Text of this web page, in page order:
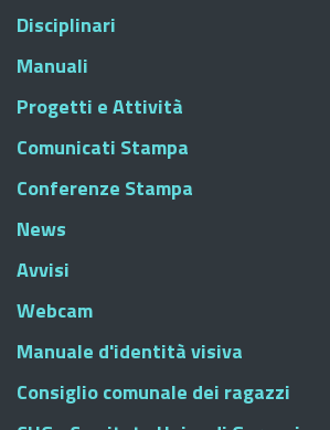
Disciplinari
Manuali
Progetti e Attività
Comunicati Stampa
Conferenze Stampa
News
Avvisi
Webcam
Manuale d'identità visiva
Consiglio comunale dei ragazzi